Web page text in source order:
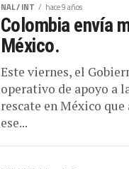
Este viernes, el
operativo de apoyo a
rescate en México
ese...
NAL / INT hace 9 años
Venezuela
dólares a las